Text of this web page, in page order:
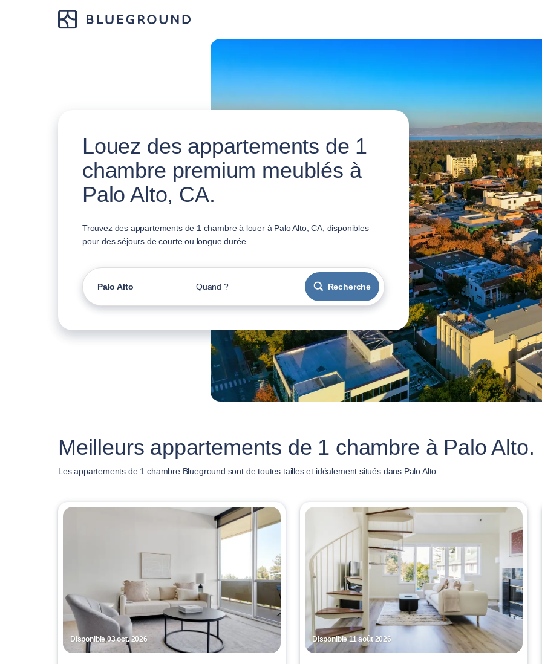
Louez des appartements de 1
chambre premium meublés à
Palo Alto, CA.
Trouvez des appartements de 1 chambre à louer à Palo Alto, CA, disponibles
pour des séjours de courte ou longue durée.
Palo Alto Quand ? Recherche
Meilleurs appartements de 1 chambre à Palo Alto.
Les appartements de 1 chambre Blueground sont de toutes tailles et idéalement situés dans Palo Alto.
Disponible 03 oct. 2026 Disponible 11 août 2026